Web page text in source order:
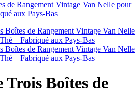
Trois Boîtes de